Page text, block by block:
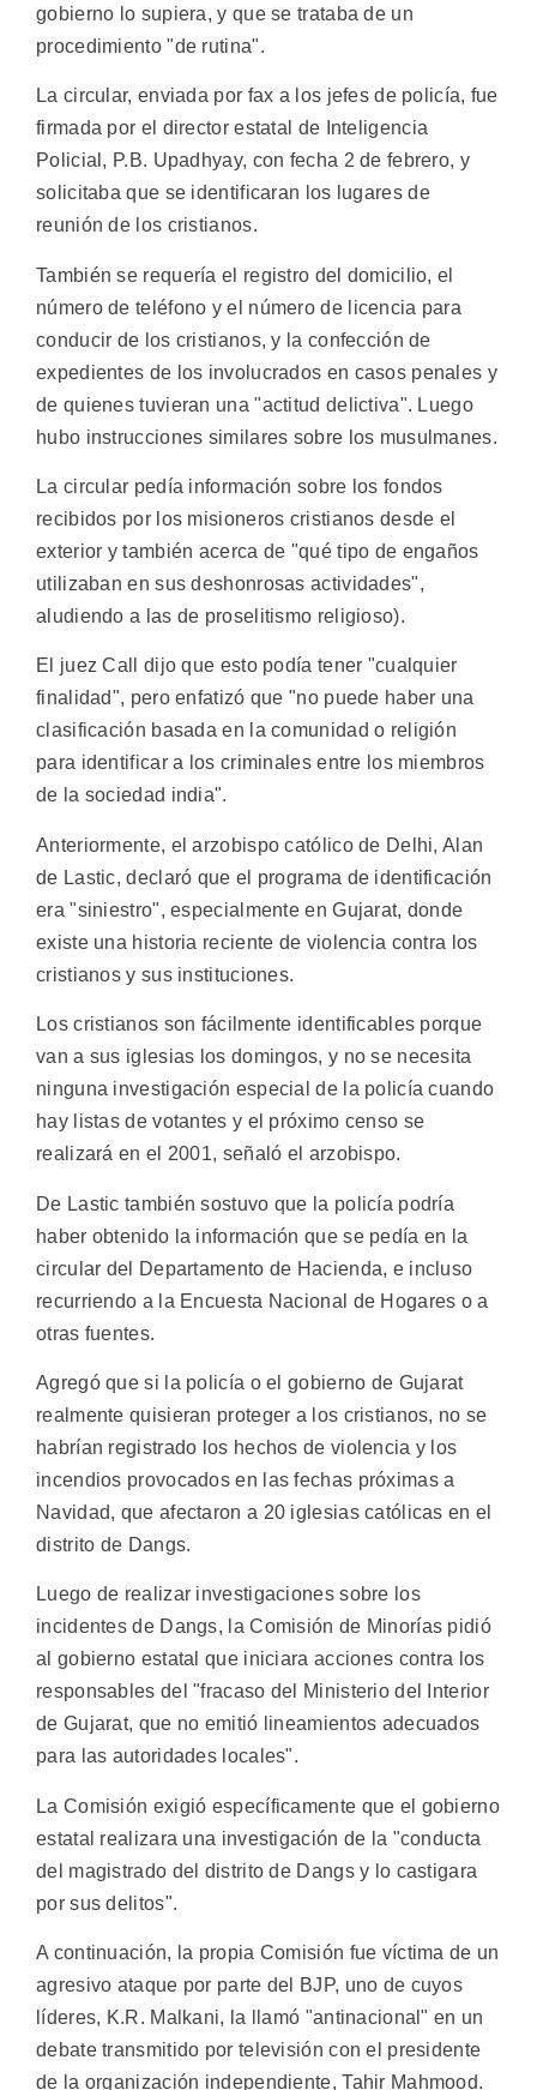
gobierno lo supiera, y que se trataba de un
procedimiento "de rutina".
La circular, enviada por fax a los jefes de policía, fue
firmada por el director estatal de Inteligencia
Policial, P.B. Upadhyay, con fecha 2 de febrero, y
solicitaba que se identificaran los lugares de
reunión de los cristianos.
También se requería el registro del domicilio, el
número de teléfono y el número de licencia para
conducir de los cristianos, y la confección de
expedientes de los involucrados en casos penales y
de quienes tuvieran una "actitud delictiva". Luego
hubo instrucciones similares sobre los musulmanes.
La circular pedía información sobre los fondos
recibidos por los misioneros cristianos desde el
exterior y también acerca de "qué tipo de engaños
utilizaban en sus deshonrosas actividades",
aludiendo a las de proselitismo religioso).
El juez Call dijo que esto podía tener "cualquier
finalidad", pero enfatizó que "no puede haber una
clasificación basada en la comunidad o religión
para identificar a los criminales entre los miembros
de la sociedad india".
Anteriormente, el arzobispo católico de Delhi, Alan
de Lastic, declaró que el programa de identificación
era "siniestro", especialmente en Gujarat, donde
existe una historia reciente de violencia contra los
cristianos y sus instituciones.
Los cristianos son fácilmente identificables porque
van a sus iglesias los domingos, y no se necesita
ninguna investigación especial de la policía cuando
hay listas de votantes y el próximo censo se
realizará en el 2001, señaló el arzobispo.
De Lastic también sostuvo que la policía podría
haber obtenido la información que se pedía en la
circular del Departamento de Hacienda, e incluso
recurriendo a la Encuesta Nacional de Hogares o a
otras fuentes.
Agregó que si la policía o el gobierno de Gujarat
realmente quisieran proteger a los cristianos, no se
habrían registrado los hechos de violencia y los
incendios provocados en las fechas próximas a
Navidad, que afectaron a 20 iglesias católicas en el
distrito de Dangs.
Luego de realizar investigaciones sobre los
incidentes de Dangs, la Comisión de Minorías pidió
al gobierno estatal que iniciara acciones contra los
responsables del "fracaso del Ministerio del Interior
de Gujarat, que no emitió lineamientos adecuados
para las autoridades locales".
La Comisión exigió específicamente que el gobierno
estatal realizara una investigación de la "conducta
del magistrado del distrito de Dangs y lo castigara
por sus delitos".
A continuación, la propia Comisión fue víctima de un
agresivo ataque por parte del BJP, uno de cuyos
líderes, K.R. Malkani, la llamó "antinacional" en un
debate transmitido por televisión con el presidente
de la organización independiente, Tahir Mahmood.